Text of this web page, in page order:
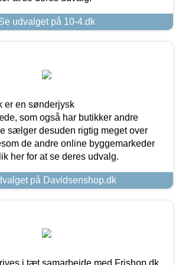
udvalget på 10-4.dk
er en sønderjysk
som også har butikker andre
sælger desuden rigtig meget over
de andre online byggemarkeder
her for at se deres udvalg.
på Davidsenshop.dk
i tæt samarbejde med Frishop.dk,